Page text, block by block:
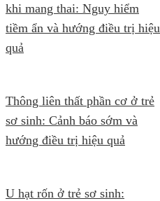
khi mang thai: Nguy hiểm
tiềm ẩn và hướng điều trị hiệu
quả
Thông liên thất phần cơ ở trẻ
sơ sinh: Cảnh báo sớm và
hướng điều trị hiệu quả
U hạt rốn ở trẻ sơ sinh: